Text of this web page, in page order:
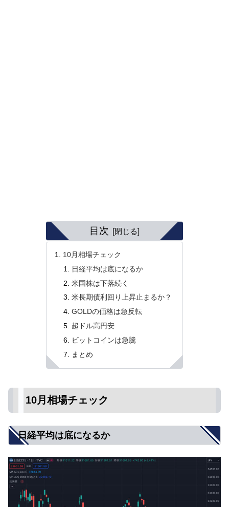
目次
10月相場チェック
日経平均は底になるか
米国株は下落続く
米長期債利回り上昇止まるか？
GOLDの価格は急反転
超ドル高円安
ビットコインは急騰
まとめ
10月相場チェック
日経平均は底になるか